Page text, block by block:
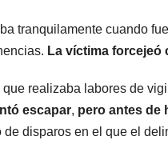
tranquilamente cuando
La víctima forcejeó
realizaba labores de
escapar, pero antes de
disparos en el que el